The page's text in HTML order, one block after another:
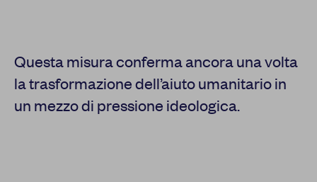
Questa misura conferma ancora una volta
la trasformazione dell’aiuto umanitario in
un mezzo di pressione ideologica.